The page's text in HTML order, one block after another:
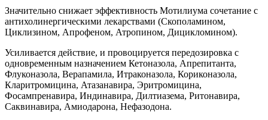
Значительно снижает эффективность Мотилиума сочетание с
антихолинергическими лекарствами (Скополамином,
Циклизином, Апрофеном, Атропином, Дицикломином).
Усиливается действие, и провоцируется передозировка с
одновременным назначением Кетоназола, Апрепитанта,
Флуконазола, Верапамила, Итраконазола, Кориконазола,
Кларитромицина, Атазанавира, Эритромицина,
Фосампренавира, Индинавира, Дилтиазема, Ритонавира,
Саквинавира, Амиодарона, Нефазодона.